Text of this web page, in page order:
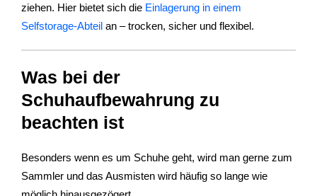
ziehen. Hier bietet sich die Einlagerung in einem
Selfstorage-Abteil an – trocken, sicher und flexibel.
Was bei der
Schuhaufbewahrung zu
beachten ist
Besonders wenn es um Schuhe geht, wird man gerne zum
Sammler und das Ausmisten wird häufig so lange wie